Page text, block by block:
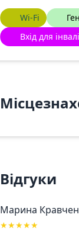
Wi-Fi
Вхід для
Відгуки
Марина
★★★★★